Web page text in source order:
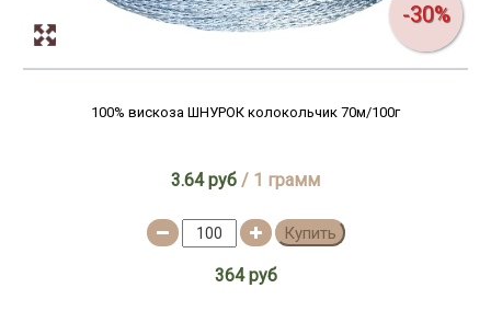
-30%
100% вискоза ШНУРОК колокольчик 70м/100г
3.64 руб / 1 грамм
Купить
364 руб